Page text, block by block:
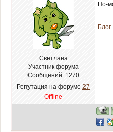
Светлана
Участник форума
Сообщений: 1270
Репутация на форуме 27
Offline
По-
Блог